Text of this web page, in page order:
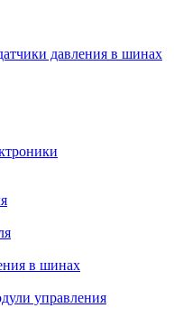
давления в шинах
в шинах
управления